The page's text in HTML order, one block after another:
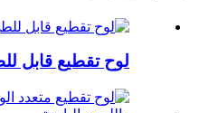
لوح تقطيع قابل